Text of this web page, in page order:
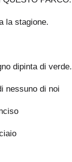
la stagione.
dipinta di verde.
nessuno di noi